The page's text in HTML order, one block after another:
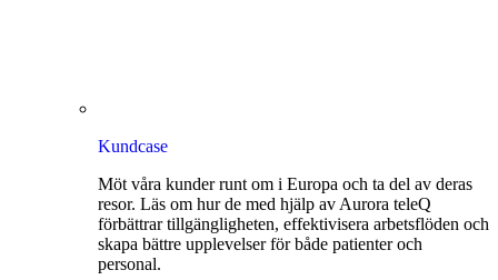
Kundcase
Möt våra kunder runt om i Europa och ta del av deras
resor. Läs om hur de med hjälp av Aurora teleQ
förbättrar tillgängligheten, effektivisera arbetsflöden och
skapa bättre upplevelser för både patienter och
personal.